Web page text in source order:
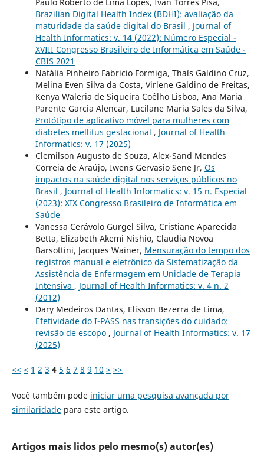
Brazilian Digital Health Index (BDHI): avaliação da
maturidade da saúde digital do Brasil , Journal of
Health Informatics: v. 14 (2022): Número Especial -
XVIII Congresso Brasileiro de Informática em Saúde -
CBIS 2021
Natália Pinheiro Fabricio Formiga, Thaís Galdino Cruz,
Melina Even Silva da Costa, Virlene Galdino de Freitas,
Kenya Waleria de Siqueira Coêlho Lisboa, Ana Maria
Parente Garcia Alencar, Lucilane Maria Sales da Silva,
Protótipo de aplicativo móvel para mulheres com
diabetes mellitus gestacional , Journal of Health
Informatics: v. 17 (2025)
Clemilson Augusto de Souza, Alex-Sand Mendes
Correia de Araújo, Iwens Gervasio Sene Jr, Os
impactos na saúde digital nos serviços públicos no
Brasil , Journal of Health Informatics: v. 15 n. Especial
(2023): XIX Congresso Brasileiro de Informática em
Saúde
Vanessa Cerávolo Gurgel Silva, Cristiane Aparecida
Betta, Elizabeth Akemi Nishio, Claudia Novoa
Barsottini, Jacques Wainer, Mensuração do tempo dos
registros manual e eletrônico da Sistematização da
Assistência de Enfermagem em Unidade de Terapia
Intensiva , Journal of Health Informatics: v. 4 n. 2
(2012)
Dary Medeiros Dantas, Elisson Bezerra de Lima,
Efetividade do I-PASS nas transições do cuidado:
revisão de escopo , Journal of Health Informatics: v. 17
(2025)
<< < 1 2 3 4 5 6 7 8 9 10 > >>
Você também pode iniciar uma pesquisa avançada por
similaridadepara este artigo.
Artigos mais lidos pelo mesmo(s) autor(es)